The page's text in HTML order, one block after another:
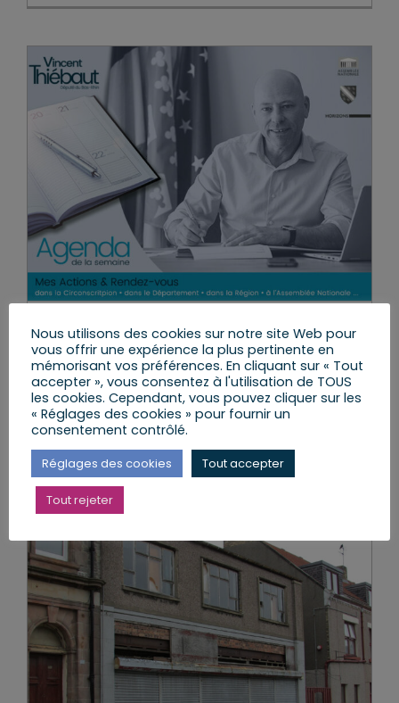
Agenda du 2 au 7 avril 2024
mardi, 2 Avr 2024 | Agenda de la semaine
Lire l’article
Nous utilisons des cookies sur notre site Web pour
vous offrir une expérience la plus pertinente en
mémorisant vos préférences. En cliquant sur « Tout
accepter », vous consentez à l'utilisation de TOUS
les cookies. Cependant, vous pouvez cliquer sur les
« Réglages des cookies » pour fournir un
consentement contrôlé.
Réglages des cookies Tout accepter
Tout rejeter